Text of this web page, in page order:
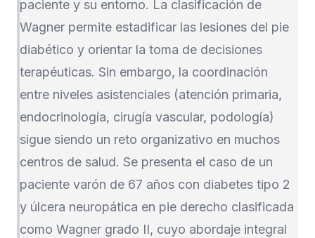
paciente y su entorno. La clasificación de
Wagner permite estadificar las lesiones del pie
diabético y orientar la toma de decisiones
terapéuticas. Sin embargo, la coordinación
entre niveles asistenciales (atención primaria,
endocrinología, cirugía vascular, podología)
sigue siendo un reto organizativo en muchos
centros de salud. Se presenta el caso de un
paciente varón de 67 años con diabetes tipo 2
y úlcera neuropática en pie derecho clasificada
como Wagner grado II, cuyo abordaje integral